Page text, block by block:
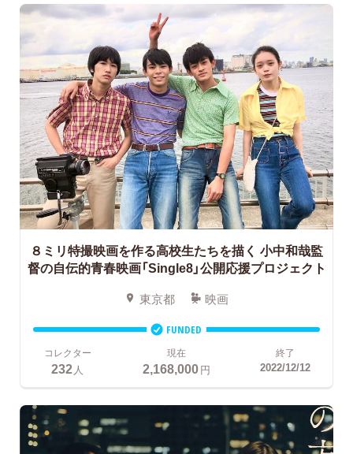
８ミリ特撮映画を作る高校生たちを描く 小中和哉監
督の自伝的青春映画「Single8」公開応援プロジェクト
東京都 映画
FUNDED
コレクター
232人
現在
2,168,000円
終了
2022/12/12